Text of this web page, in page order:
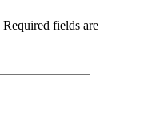
Required fields are